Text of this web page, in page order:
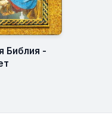
Библия -